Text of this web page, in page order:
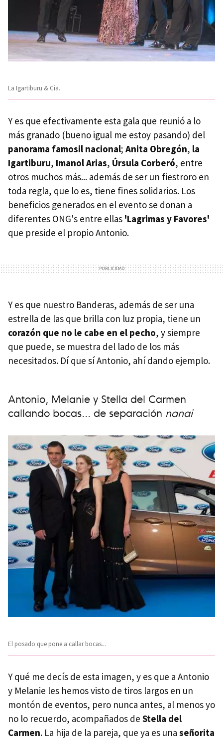
La Igartiburu & Cia.
Y es que efectivamente esta gala que reunió a lo
más granado (bueno igual me estoy pasando) del
panorama famosil nacional; Anita Obregón, la
Igartiburu, Imanol Arias, Úrsula Corberó, entre
otros muchos más... además de ser un fiestroro en
toda regla, que lo es, tiene fines solidarios. Los
beneficios generados en el evento se donan a
diferentes ONG's entre ellas 'Lagrimas y Favores'
que preside el propio Antonio.
Y es que nuestro Banderas, además de ser una
estrella de las que brilla con luz propia, tiene un
corazón que no le cabe en el pecho, y siempre
que puede, se muestra del lado de los más
necesitados. Dí que sí Antonio, ahí dando ejemplo.
Antonio, Melanie y Stella del Carmen
callando bocas... de separación nanai
El posado que pone a callar bocas...
Y qué me decís de esta imagen, y es que a Antonio
y Melanie les hemos visto de tiros largos en un
montón de eventos, pero nunca antes, al menos yo
no lo recuerdo, acompañados de Stella del
Carmen. La hija de la pareja, que ya es una señorita